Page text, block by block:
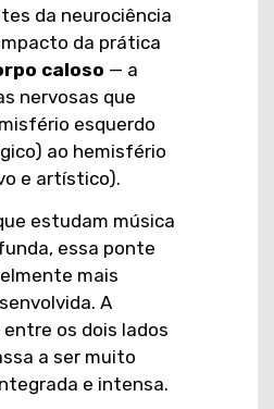
da neurociência
da prática
caloso — a
nervosas que
esquerdo
ao hemisfério
e artístico).
estudam música
essa ponte
mais
A
os dois lados
a ser muito
e intensa.